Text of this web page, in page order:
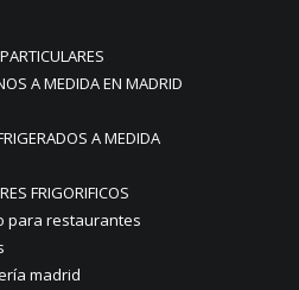
A MEDIDA EN MADRID
A MEDIDA
FRIGORIFICOS
para restaurantes
madrid